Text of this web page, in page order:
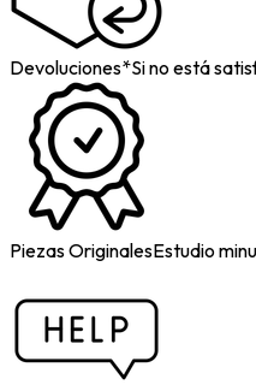
Devoluciones*Si no está
Piezas OriginalesEstudio